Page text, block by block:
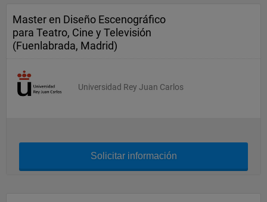
Master en Diseño Escenográfico
para Teatro, Cine y Televisión
(Fuenlabrada, Madrid)
Universidad Rey Juan Carlos
Solicitar información